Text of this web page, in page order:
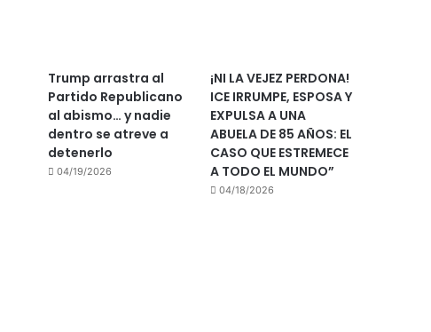
Trump arrastra al
Partido Republicano
al abismo… y nadie
dentro se atreve a
detenerlo
04/19/2026
¡NI LA VEJEZ PERDONA!
ICE IRRUMPE, ESPOSA Y
EXPULSA A UNA
ABUELA DE 85 AÑOS: EL
CASO QUE ESTREMECE
A TODO EL MUNDO”
04/18/2026